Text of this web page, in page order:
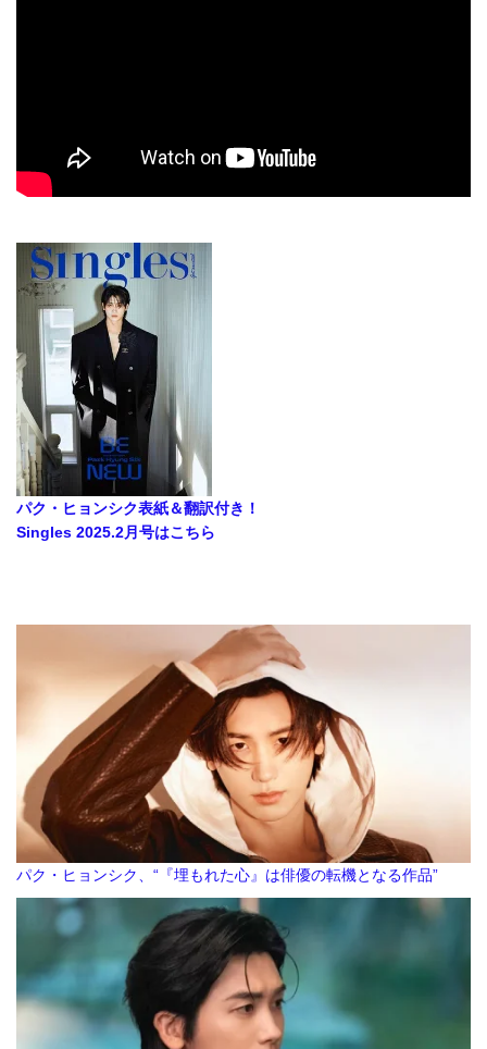
パク・ヒョンシク表紙＆翻訳付き！
Singles 2025.2月号はこちら
パク・ヒョンシク、“『埋もれた心』は俳優の転機となる作品”